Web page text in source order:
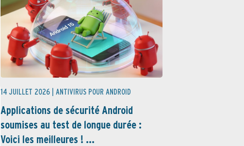
14 JUILLET 2026 | ANTIVIRUS POUR ANDROID
Applications de sécurité Android
soumises au test de longue durée :
Voici les meilleures ! ...